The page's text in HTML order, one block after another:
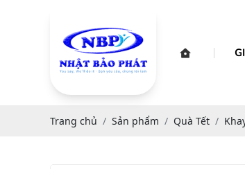
Trang chủ Sản phẩm Quà Tết